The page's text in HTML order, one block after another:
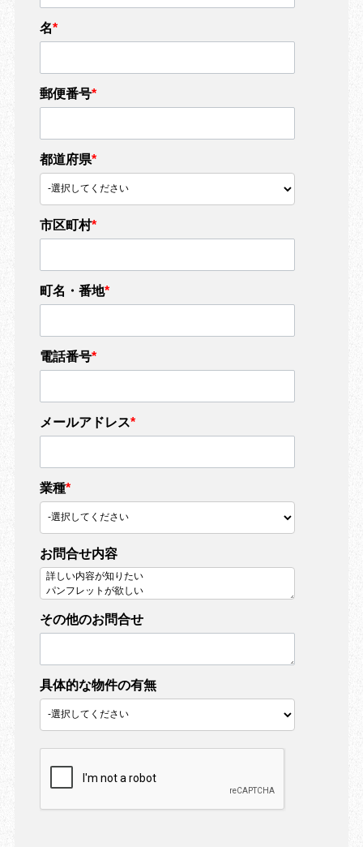
名*
郵便番号*
都道府県*
市区町村*
町名・番地*
電話番号*
メールアドレス*
業種*
お問合せ内容
その他のお問合せ
具体的な物件の有無